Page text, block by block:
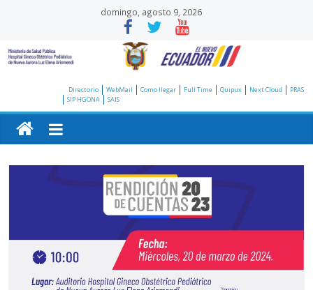
domingo, agosto 9, 2026
Hospital
Gineco
Obstétrico
Pediátrico
de
Directorio WebMail Como llegar Full Time Quipux Next Cloud
PRAS
SIP HGONA
SAIS